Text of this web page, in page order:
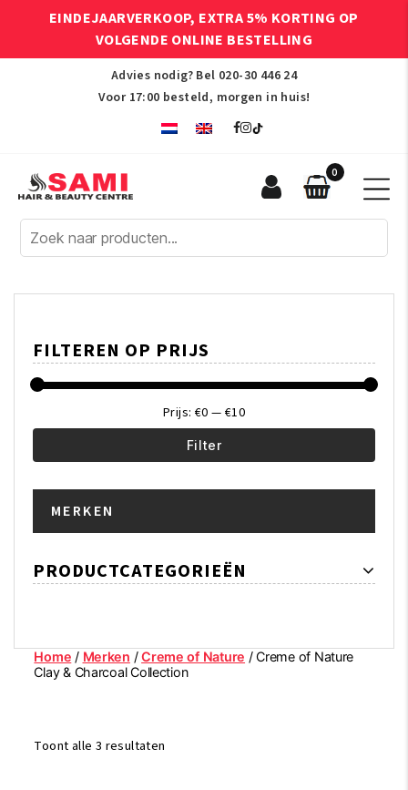
EINDEJAARVERKOOP, EXTRA 5% KORTING OP
VOLGENDE ONLINE BESTELLING
Advies nodig? Bel 020-30 446 24
Voor 17:00 besteld, morgen in huis!
Afro
Hair
Beauty
0
FILTEREN OP PRIJS
Filter
Prijs: €0 — €10
MERKEN
PRODUCTCATEGORIEËN
Home / Merken /Creme of Nature / Creme of Nature
Clay & Charcoal Collection
Toont alle 3 resultaten